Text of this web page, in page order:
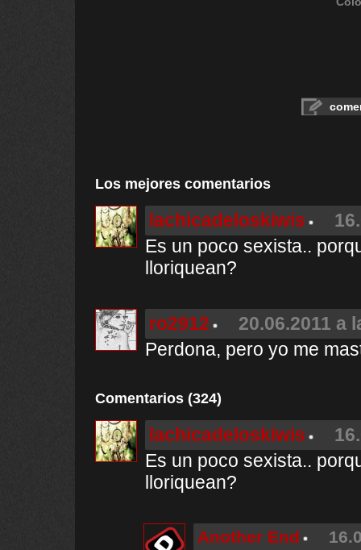
Los mejores comentarios
lachicadeloskiwis
Es un poco sexista..
lloriquean?
ro2912
20.06.2011 a
Perdona, pero yo me
Comentarios (324)
lachicadeloskiwis
Es un poco sexista..
lloriquean?
Another End